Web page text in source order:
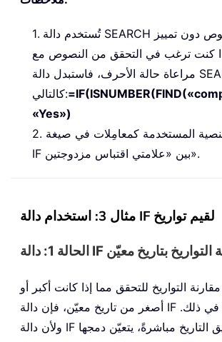
1. تُستخدم دالة SEARCH للبحث في النصوص دون تمييز
كنت ترغب في التحقق من النصوص مع
مراعاة حالة الأحرف، فاستبدل دالة SEARCH بدالة FIND،
كالتالي:
«Yes»)
2. يجب وضع القيم النصية المستخدمة كمعامِلات في صيغة
IF بين «علامتي اقتباس مزدوجتين».
مثال 3: استخدام دالة IF لقيم تواريخ
التواريخ للتحقق مما إذا كانت أكبر أو
أصغر من تاريخ معيّن، فإن دالة IF يمكنها مساعدتك في ذلك.
ولأن دالة IF لا تتعرّف على تنسيق التاريخ مباشرةً، يتعيّن دمجها